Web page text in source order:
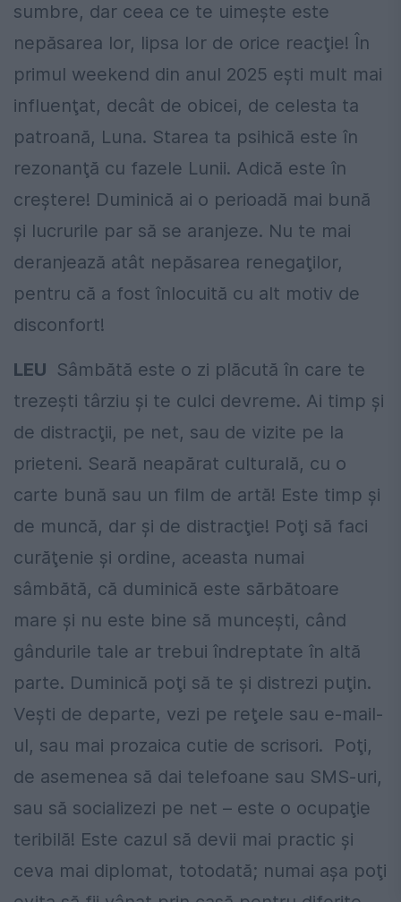
sumbre, dar ceea ce te uimeşte este
nepăsarea lor, lipsa lor de orice reacţie! În
primul weekend din anul 2025 eşti mult mai
influenţat, decât de obicei, de celesta ta
patroană, Luna. Starea ta psihică este în
rezonanţă cu fazele Lunii. Adică este în
creştere! Duminică ai o perioadă mai bună
şi lucrurile par să se aranjeze. Nu te mai
deranjează atât nepăsarea renegaţilor,
pentru că a fost înlocuită cu alt motiv de
disconfort!
LEU Sâmbătă este o zi plăcută în care te
trezeşti târziu şi te culci devreme. Ai timp şi
de distracţii, pe net, sau de vizite pe la
prieteni. Seară neapărat culturală, cu o
carte bună sau un film de artă! Este timp şi
de muncă, dar şi de distracţie! Poţi să faci
curăţenie şi ordine, aceasta numai
sâmbătă, că duminică este sărbătoare
mare şi nu este bine să munceşti, când
gândurile tale ar trebui îndreptate în altă
parte. Duminică poţi să te şi distrezi puţin.
Veşti de departe, vezi pe reţele sau e-mail-
ul, sau mai prozaica cutie de scrisori. Poţi,
de asemenea să dai telefoane sau SMS-uri,
sau să socializezi pe net – este o ocupaţie
teribilă! Este cazul să devii mai practic şi
ceva mai diplomat, totodată; numai aşa poţi